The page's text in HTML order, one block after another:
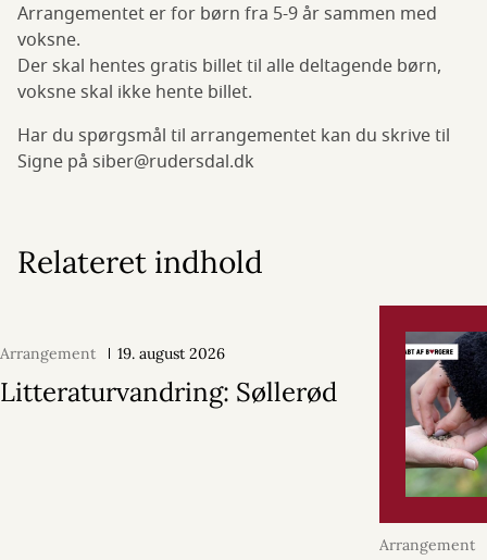
Arrangementet er for børn fra 5-9 år sammen med
voksne.
Der skal hentes gratis billet til alle deltagende børn,
voksne skal ikke hente billet.
Har du spørgsmål til arrangementet kan du skrive til
Signe på siber@rudersdal.dk
Relateret indhold
Arrangement 19. august 2026
Litteraturvandring: Søllerød
Arrangement